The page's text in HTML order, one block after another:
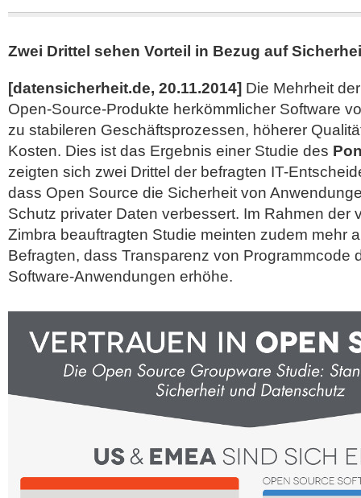
Zwei Drittel sehen Vorteil in Bezug auf
[datensicherheit.de, 20.11.2014] Die Mehrheit
Open-Source-Produkte herkömmlicher Software
zu stabileren Geschäftsprozessen, höherer
Kosten. Dies ist das Ergebnis einer Studie des
zeigten sich zwei Drittel der befragten IT-
dass Open Source die Sicherheit von
Schutz privater Daten verbessert. Im Rahmen der
Zimbra beauftragten Studie meinten zudem mehr
Befragten, dass Transparenz von Programmcode
Software-Anwendungen erhöhe.